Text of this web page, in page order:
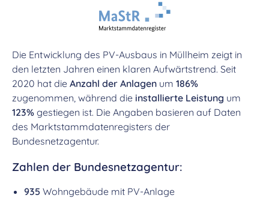
Die Entwicklung des PV-Ausbaus in Müllheim zeigt in
den letzten Jahren einen klaren Aufwärtstrend. Seit
2020 hat die Anzahl der Anlagen um 186%
zugenommen, während die installierte Leistung um
123% gestiegen ist. Die Angaben basieren auf Daten
des Marktstammdatenregisters der
Bundesnetzagentur.
Zahlen der Bundesnetzagentur:
935 Wohngebäude mit PV-Anlage